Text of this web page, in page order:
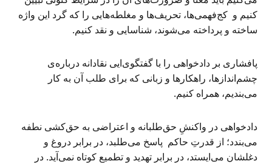
کنیم و کج‌فهمی‌ها، تحریف‌ها و مغلطه‌هایی را که گرد این واژه
ساخته و پرداخته می‌شوند، شناسایی و نقد کنیم.
پافشاری بر دادخواهی را با گفتگوی‌ایی نقادانه درباره‌ی
چشم‌اندازها، راهکارها و زبانی که برای طلب آن به کار
می‌بندیم، همراه کنیم.
دادخواهی در واکنشِ حق‌طلبانه و اعتراضی به حق‌کشی نطفه
می‌بندد؛ از قدرتِ حاکم پاسخ می‌طلبد، در برابر دروغ‌ و
دغلشان می‌ایستد، در برابر تهدید و تطمیع کوتاه نمی‌آید. در